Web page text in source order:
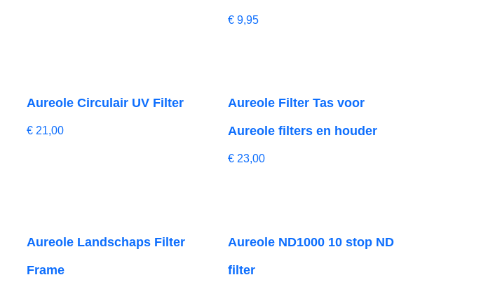
€ 9,95
Aureole Circulair UV Filter
€ 21,00
Aureole Filter Tas voor
Aureole filters en houder
€ 23,00
Aureole Landschaps Filter
Frame
Aureole ND1000 10 stop ND
filter